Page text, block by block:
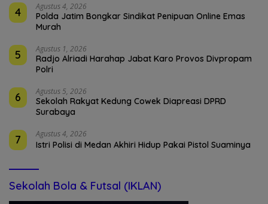
4 Agustus 4, 2026
Polda Jatim Bongkar Sindikat Penipuan Online Emas
Murah
5 Agustus 1, 2026
Radjo Alriadi Harahap Jabat Karo Provos Divpropam
Polri
6 Agustus 5, 2026
Sekolah Rakyat Kedung Cowek Diapreasi DPRD
Surabaya
7 Agustus 4, 2026
Istri Polisi di Medan Akhiri Hidup Pakai Pistol Suaminya
Sekolah Bola & Futsal (IKLAN)